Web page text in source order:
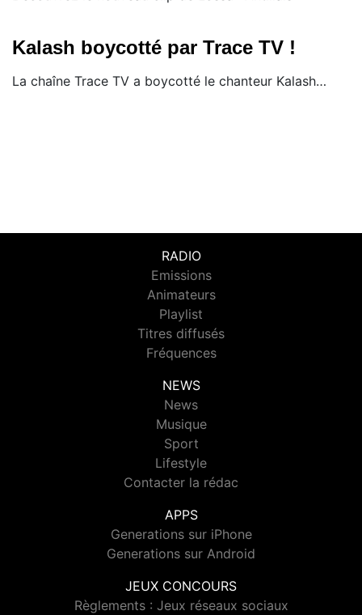
Kalash boycotté par Trace TV !
​La chaîne Trace TV a boycotté le chanteur Kalash…
RADIO
Emissions
Animateurs
Playlist
Titres diffusés
Fréquences
NEWS
News
Musique
Sport
Lifestyle
Contacter la rédac
APPS
Generations sur iPhone
Generations sur Android
JEUX CONCOURS
Règlements : Jeux réseaux sociaux